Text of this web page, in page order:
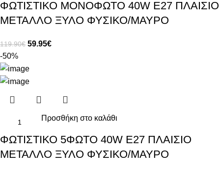
ΦΩΤΙΣΤΙΚΟ ΜΟΝΟΦΩΤΟ 40W E27 ΠΛΑΙΣΙΟ
ΜΕΤΑΛΛΟ ΞΥΛΟ ΦΥΣΙΚΟ/ΜΑΥΡΟ
119.90€ 59.95€
-50%
Προσθήκη στο καλάθι
ΦΩΤΙΣΤΙΚΟ 5ΦΩΤΟ 40W E27 ΠΛΑΙΣΙΟ
ΜΕΤΑΛΛΟ ΞΥΛΟ ΦΥΣΙΚΟ/ΜΑΥΡΟ